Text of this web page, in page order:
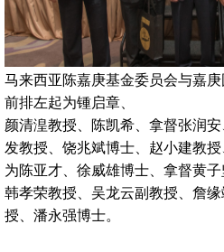
马来西亚陈嘉庚基金委员会与嘉庚
前排左起为锺启章、
颜清湟教授、陈凯希、拿督张润
发教授、饶兆斌博士、赵小建教
为陈亚才、徐威雄博士、拿督黄子
韩孝荣教授、吴龙云副教授、詹
授、潘永强博士。